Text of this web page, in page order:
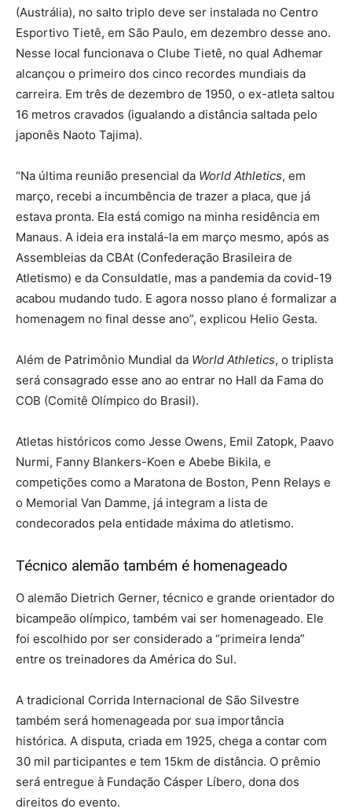
(Austrália), no salto triplo deve ser instalada no Centro
Esportivo Tietê, em São Paulo, em dezembro desse ano.
Nesse local funcionava o Clube Tietê, no qual Adhemar
alcançou o primeiro dos cinco recordes mundiais da
carreira. Em três de dezembro de 1950, o ex-atleta saltou
16 metros cravados (igualando a distância saltada pelo
japonês Naoto Tajima).
“Na última reunião presencial da World Athletics, em
março, recebi a incumbência de trazer a placa, que já
estava pronta. Ela está comigo na minha residência em
Manaus. A ideia era instalá-la em março mesmo, após as
Assembleias da CBAt (Confederação Brasileira de
Atletismo) e da Consuldatle, mas a pandemia da covid-19
acabou mudando tudo. E agora nosso plano é formalizar a
homenagem no final desse ano”, explicou Helio Gesta.
Além de Patrimônio Mundial da World Athletics, o triplista
será consagrado esse ano ao entrar no Hall da Fama do
COB (Comitê Olímpico do Brasil).
Atletas históricos como Jesse Owens, Emil Zatopk, Paavo
Nurmi, Fanny Blankers-Koen e Abebe Bikila, e
competições como a Maratona de Boston, Penn Relays e
o Memorial Van Damme, já integram a lista de
condecorados pela entidade máxima do atletismo.
Técnico alemão também é homenageado
O alemão Dietrich Gerner, técnico e grande orientador do
bicampeão olímpico, também vai ser homenageado. Ele
foi escolhido por ser considerado a “primeira lenda”
entre os treinadores da América do Sul.
A tradicional Corrida Internacional de São Silvestre
também será homenageada por sua importância
histórica. A disputa, criada em 1925, chega a contar com
30 mil participantes e tem 15km de distância. O prêmio
será entregue à Fundação Cásper Líbero, dona dos
direitos do evento.